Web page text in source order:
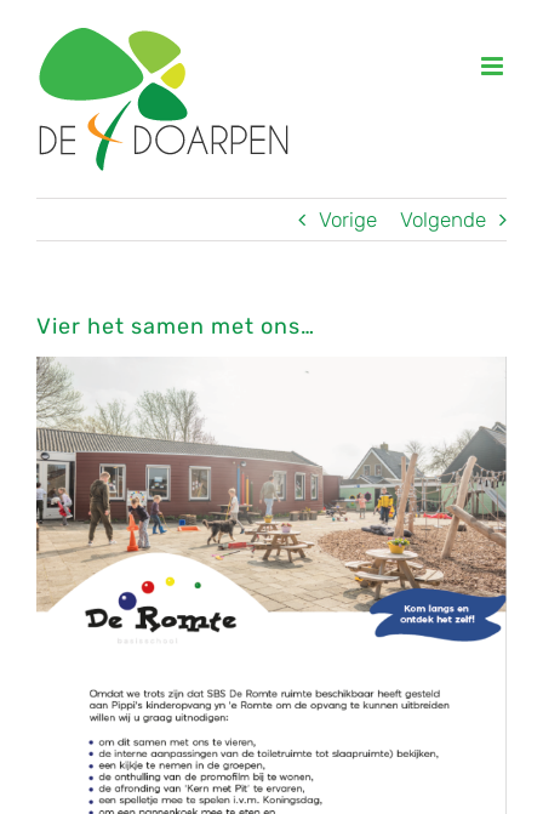
inhoud
Vorige Volgende
Vier het samen met ons…
Bekijk
grotere
afbeelding